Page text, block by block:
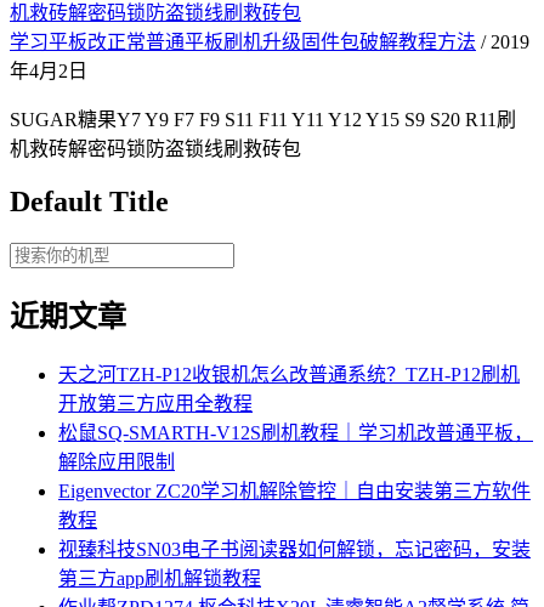
机救砖解密码锁防盗锁线刷救砖包
学习平板改正常普通平板刷机升级固件包破解教程方法 / 2019
年4月2日
SUGAR糖果Y7 Y9 F7 F9 S11 F11 Y11 Y12 Y15 S9 S20 R11刷
机救砖解密码锁防盗锁线刷救砖包
Default Title
近期文章
天之河TZH-P12收银机怎么改普通系统？TZH-P12刷机
开放第三方应用全教程
松鼠SQ-SMARTH-V12S刷机教程｜学习机改普通平板，
解除应用限制
Eigenvector ZC20学习机解除管控｜自由安装第三方软件
教程
视臻科技SN03电子书阅读器如何解锁，忘记密码，安装
第三方app刷机解锁教程